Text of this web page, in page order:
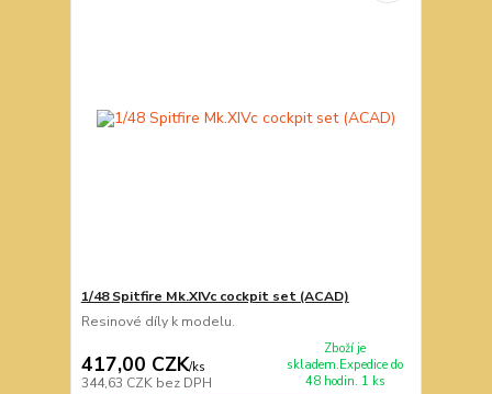
1/48 Spitfire Mk.XIVc cockpit set (ACAD)
Resinové díly k modelu.
417,00 CZK/ks
344,63 CZK bez DPH
Zboží je
skladem.Expedice do
48 hodin. 1 ks